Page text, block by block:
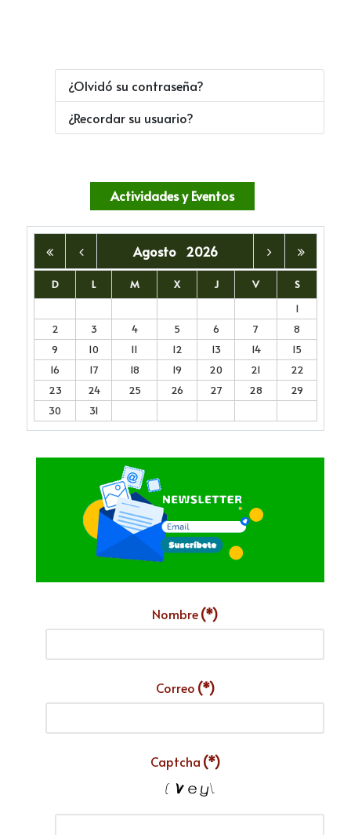
¿Olvidó su contraseña?
¿Recordar su usuario?
Actividades y Eventos
Agosto 2026
D L M X J V
S
1
2
3 4 5 6 7
8
9
10 11 12 13 14
15
16
17 18 19 20 21
22
23
24 25 26 27 28
29
30
31
Nombre(*)
Correo (*)
Captcha (*)